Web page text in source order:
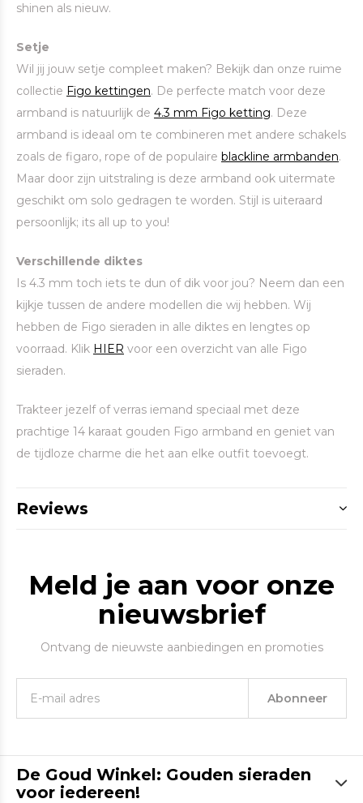
shinen als nieuw.
Setje
Wil jij jouw setje compleet maken? Bekijk dan onze ruime
collectie Figo kettingen. De perfecte match voor deze
armband is natuurlijk de 4.3 mm Figo ketting. Deze
armband is ideaal om te combineren met andere schakels
zoals de figaro, rope of de populaire blackline armbanden.
Maar door zijn uitstraling is deze armband ook uitermate
geschikt om solo gedragen te worden. Stijl is uiteraard
persoonlijk; its all up to you!
Verschillende diktes
Is 4.3 mm toch iets te dun of dik voor jou? Neem dan een
kijkje tussen de andere modellen die wij hebben. Wij
hebben de Figo sieraden in alle diktes en lengtes op
voorraad. Klik HIER voor een overzicht van alle Figo
sieraden.
Trakteer jezelf of verras iemand speciaal met deze
prachtige 14 karaat gouden Figo armband en geniet van
de tijdloze charme die het aan elke outfit toevoegt.
Reviews
Meld je aan voor onze
nieuwsbrief
Ontvang de nieuwste aanbiedingen en promoties
Abonneer
De Goud Winkel: Gouden sieraden
voor iedereen!